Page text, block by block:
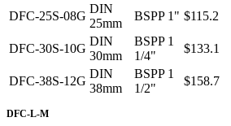
DFC-25S-08G
DIN
25mm
BSPP 1" $115.2
DFC-30S-10G
DIN
30mm
BSPP 1
1/4"
$133.1
DFC-38S-12G
DIN
38mm
BSPP 1
1/2"
$158.7
DFC-L-M